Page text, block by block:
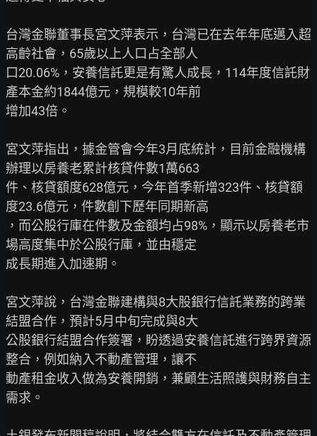
台灣金聯董事長宮文萍表示，台灣已在去年年底邁入超
高齡社會，65歲以上人口占全部人
口20.06%，安養信託更是有驚人成長，114年度信託財
產本金約1844億元，規模較10年前
增加43倍。
宮文萍指出，據金管會今年3月底統計，目前金融機構
辦理以房養老累計核貸件數1萬663
件、核貸額度628億元，今年首季新增323件、核貸額
度23.6億元，件數創下歷年同期新高
，而公股行庫在件數及金額均占98%，顯示以房養老市
場高度集中於公股行庫，並由穩定
成長期進入加速期。
宮文萍說，台灣金聯建構與8大股銀行信託業務的跨業
結盟合作，預計5月中旬完成與8大
公股銀行結盟合作簽署，盼透過安養信託進行跨界資源
整合，例如納入不動產管理，讓不
動產租金收入做為安養開銷，兼顧生活照護與財務自主
需求。